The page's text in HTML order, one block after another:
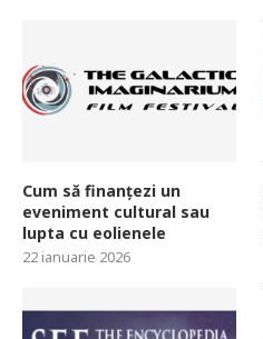
Cum să finanțezi un
eveniment cultural sau
lupta cu eolienele
22 ianuarie 2026